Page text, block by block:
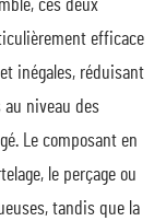
ces deux
efficace
inégales, réduisant
niveau des
Le composant en
le perçage ou
tandis que la